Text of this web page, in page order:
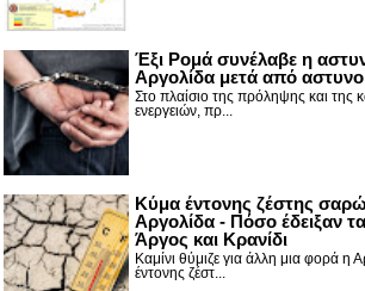
Έξι Ρομά συνέλαβε η
Αργολίδα μετά από
Στο πλαίσιο της πρόληψης και της
ενεργειών, πρ...
Κύμα έντονης ζέστης
Αργολίδα - Πόσο έδειξαν
Άργος και Κρανίδι
Καμίνι θύμιζε για άλλη μια φορά η
έντονης ζέστ...